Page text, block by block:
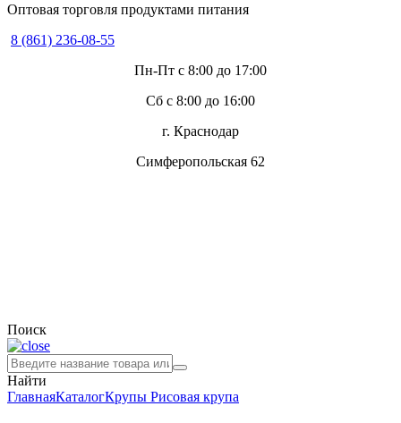
Оптовая торговля продуктами питания
8 (861) 236-08-55
Пн-Пт с 8:00 до 17:00
Сб с 8:00 до 16:00
г. Краснодар
Симферопольская 62
Поиск
Найти
ГлавнаяКаталогКрупы Рисовая крупа